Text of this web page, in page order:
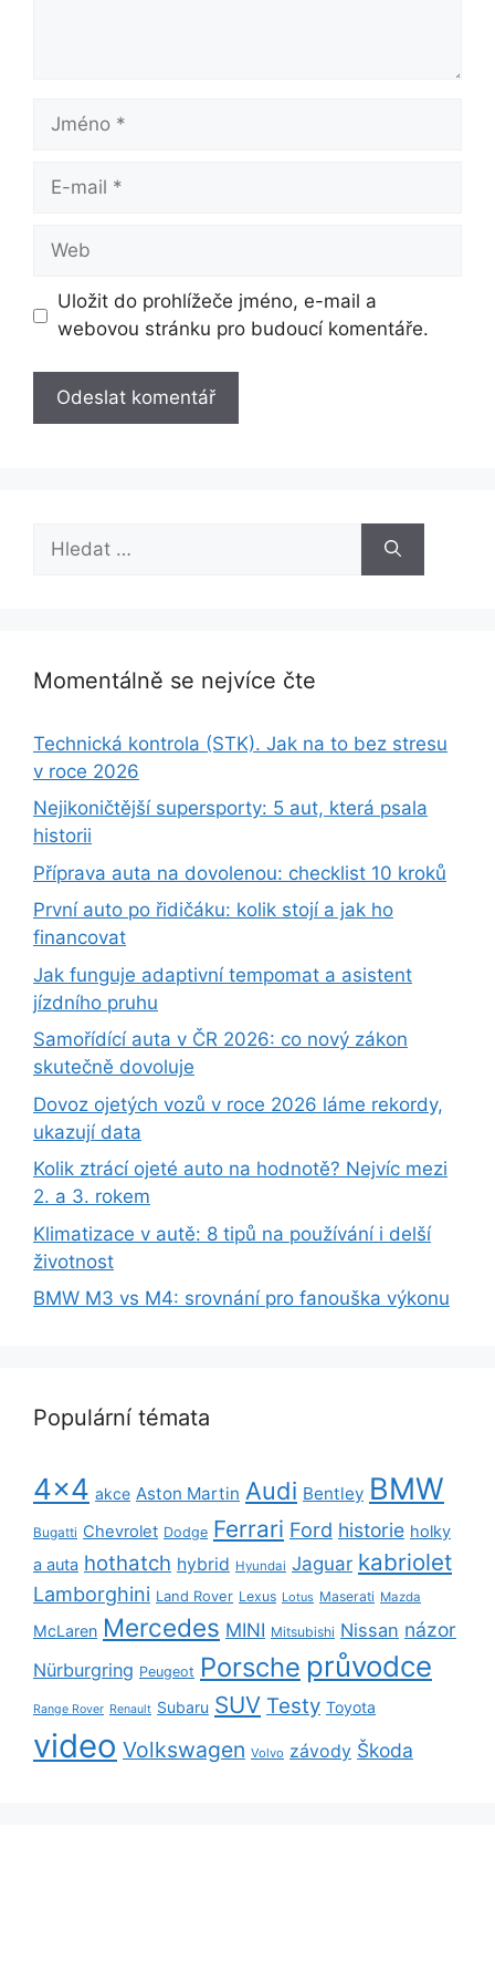
Jméno
Web
Uložit do prohlížeče jméno, e-mail a
webovou stránku pro budoucí komentáře.
Momentálně se nejvíce čte
Technická kontrola (STK). Jak na to bez stresu
v roce 2026
Nejikoničtější supersporty: 5 aut, která psala
historii
Příprava auta na dovolenou: checklist 10 kroků
První auto po řidičáku: kolik stojí a jak ho
financovat
Jak funguje adaptivní tempomat a asistent
jízdního pruhu
Samořídící auta v ČR 2026: co nový zákon
skutečně dovoluje
Dovoz ojetých vozů v roce 2026 láme rekordy,
ukazují data
Kolik ztrácí ojeté auto na hodnotě? Nejvíc mezi
2. a 3. rokem
Klimatizace v autě: 8 tipů na používání i delší
životnost
BMW M3 vs M4: srovnání pro fanouška výkonu
Populární témata
4x4 akce Aston Martin Audi Bentley BMW
Bugatti Chevrolet Dodge Ferrari Ford historie holky
a auta hothatch hybrid Hyundai Jaguar kabriolet
Lamborghini Land Rover Lexus Lotus Maserati Mazda
McLaren Mercedes MINI Mitsubishi Nissan názor
Nürburgring Peugeot Porsche průvodce
Range Rover Renault Subaru SUV Testy Toyota
video Volkswagen Volvo závody Škoda